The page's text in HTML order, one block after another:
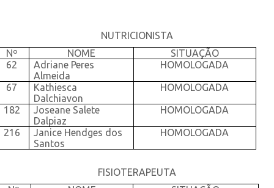
NUTRICIONISTA
Nº
NOME
SITUAÇÃO
62
Adriane Peres
Almeida
HOMOLOGADA
67
Kathiesca
Dalchiavon
HOMOLOGADA
182
Joseane Salete
Dalpiaz
HOMOLOGADA
216
Janice Hendges dos
Santos
HOMOLOGADA
FISIOTERAPEUTA